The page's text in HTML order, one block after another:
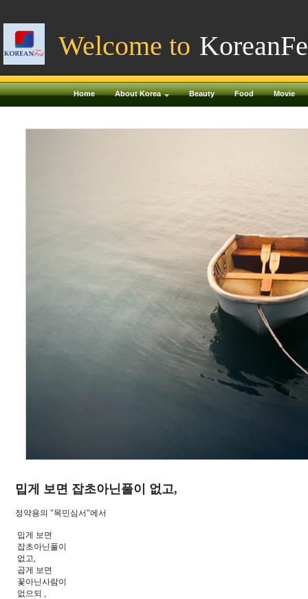
Welcome to
Home About Korea Beauty Food Movie
밉게 보면 잡초아닌풀이 없고,
정약용의 "목민심서"에서
밉게 보면
잡초아닌풀이
없고,
곱게 보면
꽃아닌사람이
없으되 ,